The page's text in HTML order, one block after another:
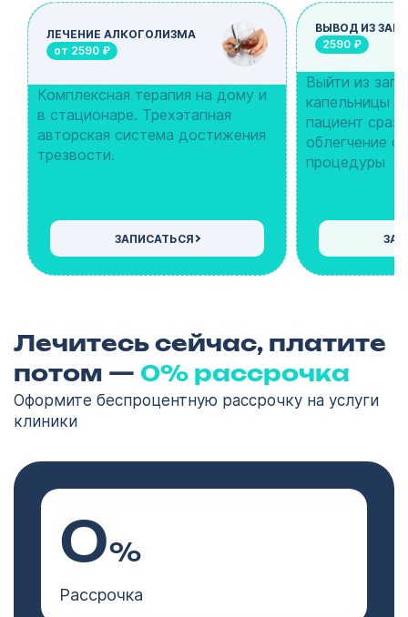
ЛЕЧЕНИЕ АЛКОГОЛИЗМА
от 2590 ₽
Комплексная терапия на дому и
в стационаре. Трехэтапная
авторская система достижения
трезвости.
ЗАПИСАТЬСЯ
ВЫВОД ИЗ
2590 ₽
Выйти из
капельницы
пациент
облегчение
процедуры
Лечитесь сейчас, платите
потом — 0% рассрочка
Оформите беспроцентную рассрочку на услуги
клиники
0%
Рассрочка